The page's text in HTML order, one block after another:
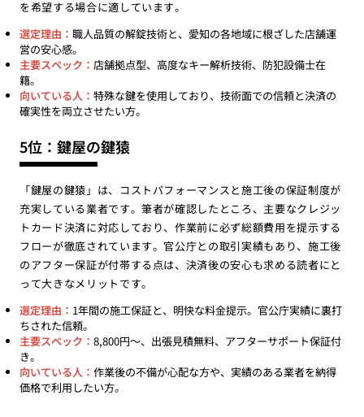
を希望する場合に適しています。
選定理由： 職人品質の解錠技術と、愛知の各地域に根ざした店舗運
営の安心感。
主要スペック： 店舗拠点型、高度なキー解析技術、防犯設備士在
籍。
向いている人： 特殊な鍵を使用しており、技術面での信頼と決済の
確実性を両立させたい方。
5位：鍵屋の鍵猿
「鍵屋の鍵猿」は、コストパフォーマンスと施工後の保証制度が
充実している業者です。筆者が確認したところ、主要なクレジッ
トカード決済に対応しており、作業前に必ず総額費用を提示する
フローが徹底されています。官公庁との取引実績もあり、施工後
のアフター保証が付帯する点は、決済後の安心も求める読者にと
って大きなメリットです。
選定理由： 1年間の施工保証と、明快な料金提示。官公庁実績に裏打
ちされた信頼。
主要スペック： 8,800円〜、出張見積無料、アフターサポート保証付
き。
向いている人： 作業後の不備が心配な方や、実績のある業者を納得
価格で利用したい方。